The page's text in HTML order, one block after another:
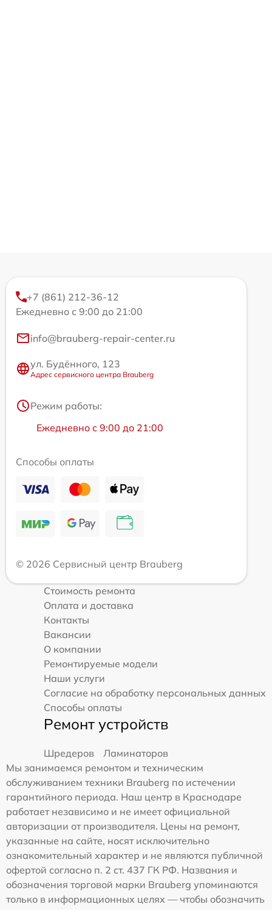
+7 (861) 212-36-12
Ежедневно с 9:00 до 21:00
info@brauberg-repair-center.ru
ул. Будённого, 123
Адрес сервисного центра Brauberg
Режим работы:
Ежедневно с 9:00 до 21:00
Способы оплаты
© 2026 Сервисный центр Brauberg
Стоимость ремонта
Оплата и доставка
Контакты
Вакансии
О компании
Ремонтируемые модели
Наши услуги
Согласие на обработку персональных данных
Способы оплаты
Ремонт устройств
Шредеров
Ламинаторов
Мы занимаемся ремонтом и техническим
обслуживанием техники Brauberg по истечении
гарантийного периода. Наш центр в Краснодаре
работает независимо и не имеет официальной
авторизации от производителя. Цены на ремонт,
указанные на сайте, носят исключительно
ознакомительный характер и не являются публичной
офертой согласно п. 2 ст. 437 ГК РФ. Названия и
обозначения торговой марки Brauberg упоминаются
только в информационных целях — чтобы обозначить